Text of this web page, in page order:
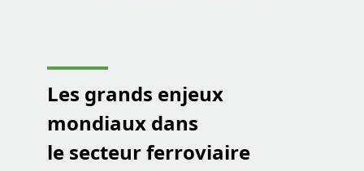
Les grands enjeux
mondiaux dans
le secteur ferroviaire